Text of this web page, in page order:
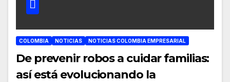
COLOMBIA NOTICIAS NOTICIAS COLOMBIA EMPRESARIAL
De prevenir robos a cuidar familias:
así está evolucionando la